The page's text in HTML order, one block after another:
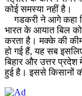
कोई समस्या नहीं है।
गडकरी ने आगे कहा
भारत के आयात बिल
करता है। मक्के की
हो गई हैं, यह सब
बिहार और उत्तर
हुई है। इससे किसानों